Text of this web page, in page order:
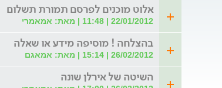
אלוט מוכנים לפרסם תמורת תשלום
22/01/2012 | 11:48 | מאת: אמאמרי
בהצלחה ! מוסיפה מידע או שאלה
26/02/2012 | 15:14 | מאת: אמאגם
השיטה של אירלן שונה